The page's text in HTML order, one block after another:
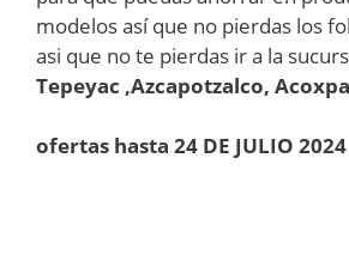
modelos así que no pierdas los
asi que no te pierdas ir a la
Tepeyac ,Azcapotzalco,
ofertas hasta 24 DE JULIO 2024